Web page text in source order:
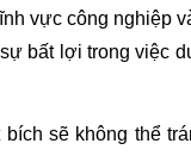
vực công nghiệp
bất lợi trong việc
sẽ không thể